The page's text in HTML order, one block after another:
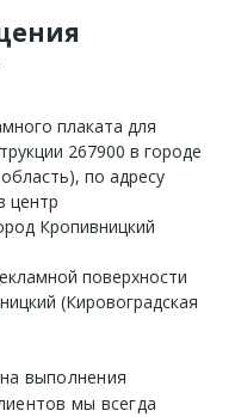
плаката для
267900 в городе
по адресу
центр
Кропивницкий
поверхности
(Кировоградская
выполнения
мы всегда